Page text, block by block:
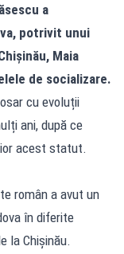
a
potrivit unui
Maia
de socializare.
cu evoluții
ani, după ce
acest statut.
român a avut un
în diferite
la Chișinău.